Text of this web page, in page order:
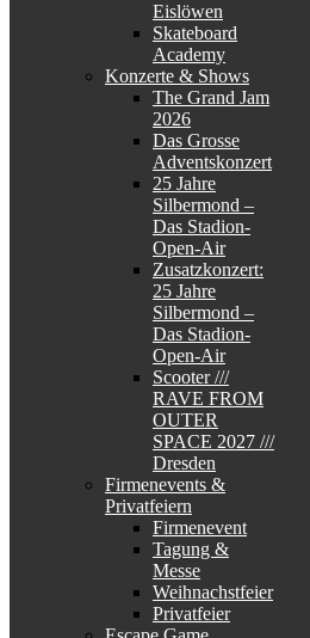
Eislöwen
Skateboard
Academy
Konzerte & Shows
The Grand Jam
2026
Das Grosse
Adventskonzert
25 Jahre
Silbermond –
Das Stadion-
Open-Air
Zusatzkonzert:
25 Jahre
Silbermond –
Das Stadion-
Open-Air
Scooter ///
RAVE FROM
OUTER
SPACE 2027 ///
Dresden
Firmenevents &
Privatfeiern
Firmenevent
Tagung &
Messe
Weihnachstfeier
Privatfeier